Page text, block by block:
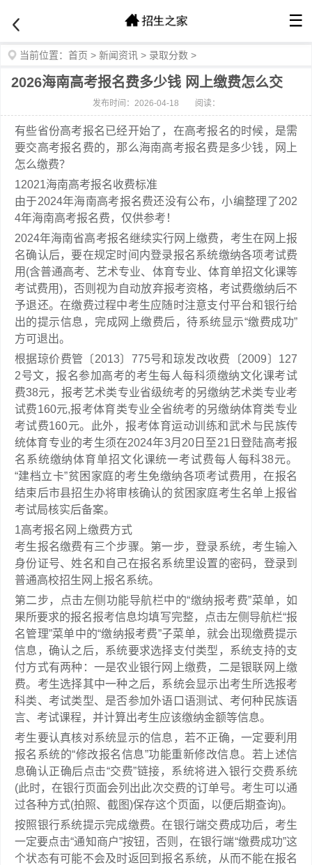
☰
当前位置： 首页 > 新闻资讯 > 录取分数 >
2026海南高考报名费多少钱 网上缴费怎么交
发布时间：2026-04-18 阅读：
有些省份高考报名已经开始了，在高考报名的时候，是需
要交高考报名费的，那么海南高考报名费是多少钱，网上
怎么缴费？
12021海南高考报名收费标准
由于2024年海南高考报名费还没有公布，小编整理了202
4年海南高考报名费，仅供参考！
2024年海南省高考报名继续实行网上缴费，考生在网上报
名确认后，要在规定时间内登录报名系统缴纳各项考试费
用(含普通高考、艺术专业、体育专业、体育单招文化课等
考试费用)，否则视为自动放弃报考资格，考试费缴纳后不
予退还。在缴费过程中考生应随时注意支付平台和银行给
出的提示信息，完成网上缴费后，待系统显示“缴费成功”
方可退出。
根据琼价费管〔2013〕775号和琼发改收费〔2009〕127
2号文，报名参加高考的考生每人每科须缴纳文化课考试
费38元，报考艺术类专业省级统考的另缴纳艺术类专业考
试费160元,报考体育类专业全省统考的另缴纳体育类专业
考试费160元。此外，报考体育运动训练和武术与民族传
统体育专业的考生须在2024年3月20日至21日登陆高考报
名系统缴纳体育单招文化课统一考试费每人每科38元。
“建档立卡”贫困家庭的考生免缴纳各项考试费用，在报名
结束后市县招生办将审核确认的贫困家庭考生名单上报省
考试局核实后备案。
1高考报名网上缴费方式
考生报名缴费有三个步骤。第一步，登录系统，考生输入
身份证号、姓名和自己在报名系统里设置的密码，登录到
普通高校招生网上报名系统。
第二步，点击左侧功能导航栏中的“缴纳报考费”菜单，如
果所要求的报名报考信息均填写完整，点击左侧导航栏“报
名管理”菜单中的“缴纳报考费”子菜单，就会出现缴费提示
信息，确认之后，系统要求选择支付类型，系统支持的支
付方式有两种：一是农业银行网上缴费，二是银联网上缴
费。考生选择其中一种之后，系统会显示出考生所选报考
科类、考试类型、是否参加外语口语测试、考何种民族语
言、考试课程，并计算出考生应该缴纳金额等信息。
考生要认真核对系统显示的信息，若不正确，一定要利用
报名系统的“修改报名信息”功能重新修改信息。若上述信
息确认正确后点击“交费”链接，系统将进入银行交费系统
(此时，在银行页面会列出此次交费的订单号。考生可以通
过各种方式(拍照、截图)保存这个页面，以便后期查询)。
按照银行系统提示完成缴费。在银行端交费成功后，考生
一定要点击“通知商户”按钮，否则，在银行端“缴费成功”这
个状态有可能不会及时返回到报名系统，从而不能在报名